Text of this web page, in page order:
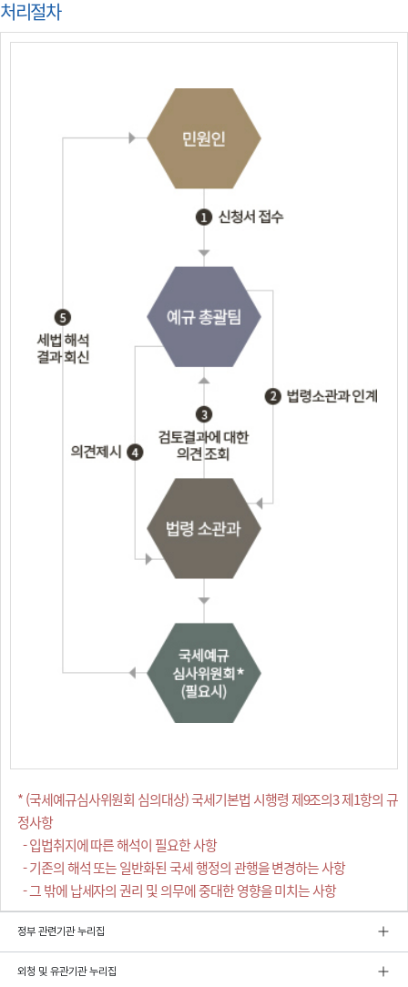
처리절차
* (국세예규심사위원회 심의대상) 국세기본법 시행령 제9조의3 제1항의 규
정사항
- 입법취지에 따른 해석이 필요한 사항
- 기존의 해석 또는 일반화된 국세 행정의 관행을 변경하는 사항
- 그 밖에 납세자의 권리 및 의무에 중대한 영향을 미치는 사항
정부 관련기관 누리집
외청 및 유관기관 누리집